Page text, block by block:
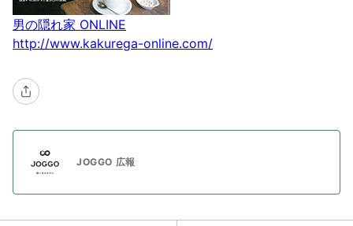
男の隠れ家 ONLINE
http://www.kakurega-online.com/
JOGGO 広報